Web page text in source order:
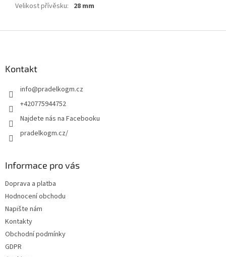
Velikost přívěsku: 28 mm
Kontakt
info@pradelkogm.cz
+420775944752
Najdete nás na Facebooku
pradelkogm.cz/
Informace pro vás
Doprava a platba
Hodnocení obchodu
Napište nám
Kontakty
Obchodní podmínky
GDPR